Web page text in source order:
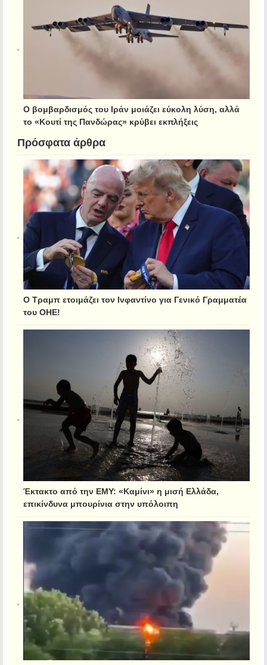
Ο βομβαρδισμός του Ιράν μοιάζει εύκολη λύση, αλλά
το «Κουτί της Πανδώρας» κρύβει εκπλήξεις
Πρόσφατα άρθρα
Ο Τραμπ ετοιμάζει τον Ινφαντίνο για Γενικό Γραμματέα
του ΟΗΕ!
Έκτακτο από την ΕΜΥ: «Καμίνι» η μισή Ελλάδα,
επικίνδυνα μπουρίνια στην υπόλοιπη